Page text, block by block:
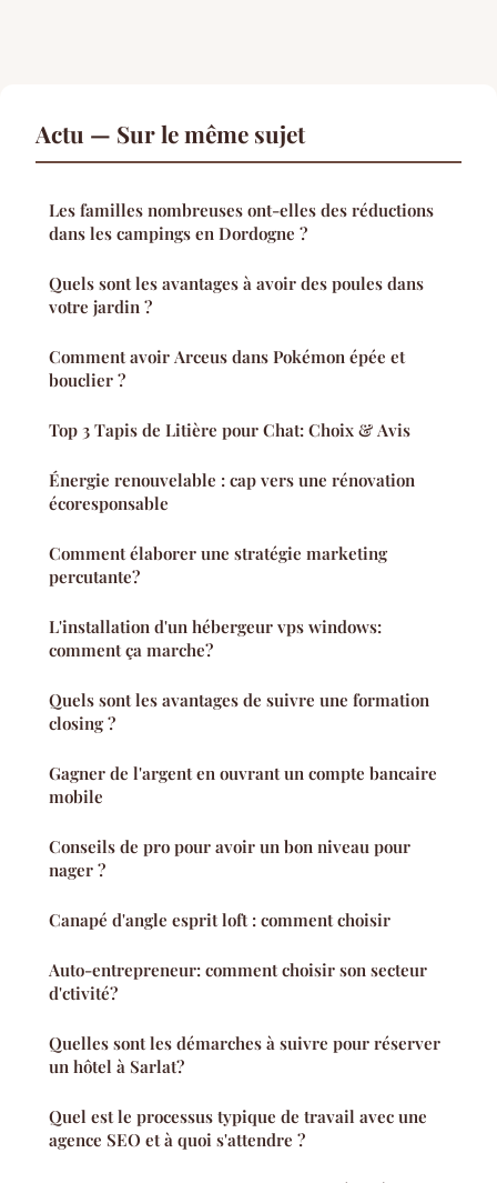
Actu — Sur le même sujet
Les familles nombreuses ont-elles des réductions
dans les campings en Dordogne ?
Quels sont les avantages à avoir des poules dans
votre jardin ?
Comment avoir Arceus dans Pokémon épée et
bouclier ?
Top 3 Tapis de Litière pour Chat: Choix & Avis
Énergie renouvelable : cap vers une rénovation
écoresponsable
Comment élaborer une stratégie marketing
percutante?
L'installation d'un hébergeur vps windows:
comment ça marche?
Quels sont les avantages de suivre une formation
closing ?
Gagner de l'argent en ouvrant un compte bancaire
mobile
Conseils de pro pour avoir un bon niveau pour
nager ?
Canapé d'angle esprit loft : comment choisir
Auto-entrepreneur: comment choisir son secteur
d'ctivité?
Quelles sont les démarches à suivre pour réserver
un hôtel à Sarlat?
Quel est le processus typique de travail avec une
agence SEO et à quoi s'attendre ?